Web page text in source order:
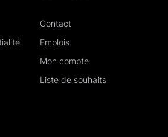
Contact
Emplois
Mon compte
Liste de souhaits